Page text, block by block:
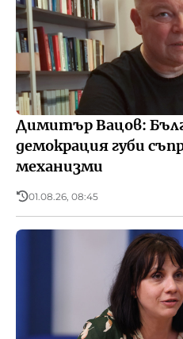
Димитър Вацов:
демокрация губи
механизми
01.08.26, 08:45